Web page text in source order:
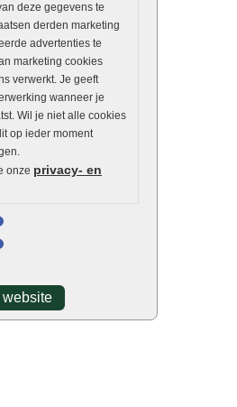
deze gegevens te
derden marketing
advertenties te
marketing cookies
verwerkt. Je geeft
wanneer je
Wil je niet alle cookies
op ieder moment
onze privacy- en
website